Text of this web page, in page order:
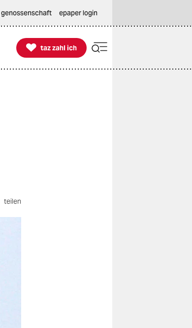
genossenschaft epaper login

taz zahl ich
taz zahl ich
teilen